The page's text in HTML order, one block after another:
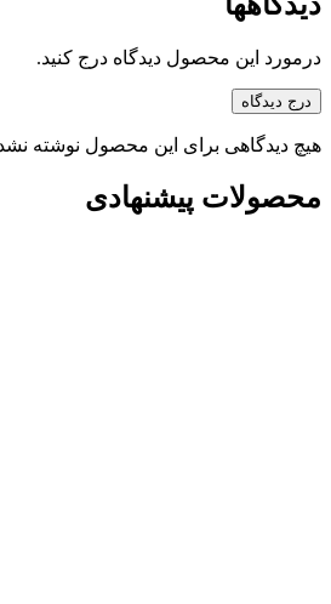
درمورد این محصول دیدگاه درج کنید.
درج دیدگاه
هیچ دیدگاهی برای این محصول نوشته
محصولات پیشنهادی